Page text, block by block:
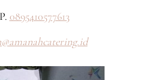
0895410577613